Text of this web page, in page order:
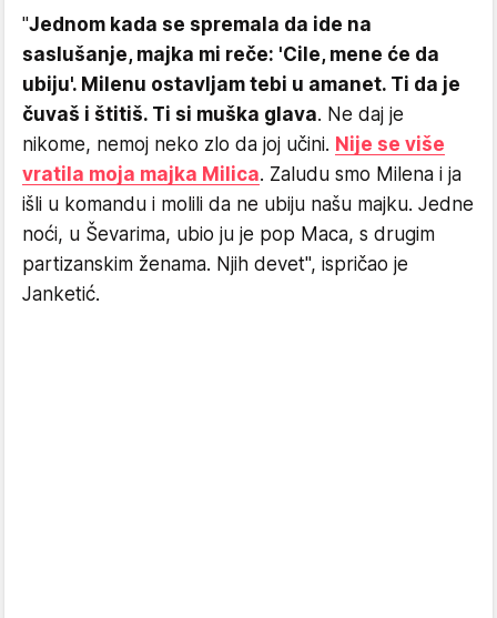
"Jednom kada se spremala da ide na
saslušanje, majka mi reče:­ 'Cile, mene će da
ubiju'. Milenu ostavljam tebi u amanet. Ti da je
čuvaš i štitiš. Ti si muška glava. Ne daj je
nikome, nemoj neko zlo da joj učini. Nije se više
vratila moja majka Milica. Zaludu smo Milena i ja
išli u komandu i molili da ne ubiju našu majku. Jedne
noći, u Ševarima, ubio ju je pop Maca, s drugim
partizanskim ženama. Njih devet", ispričao je
Janketić.